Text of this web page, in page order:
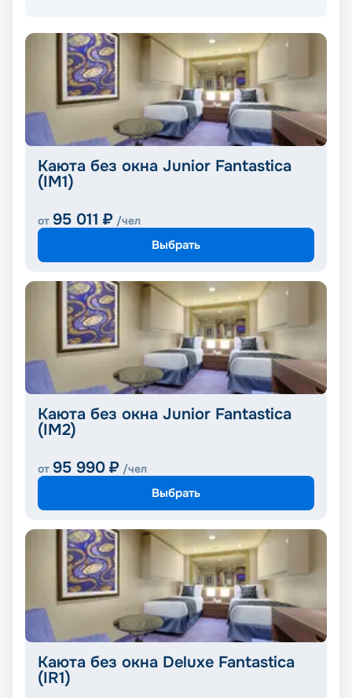
Каюта без окна Junior Fantastica
(IM1)
от 95 011 ₽ /чел
Выбрать
Каюта без окна Junior Fantastica
(IM2)
от 95 990 ₽ /чел
Выбрать
Каюта без окна Deluxe Fantastica
(IR1)